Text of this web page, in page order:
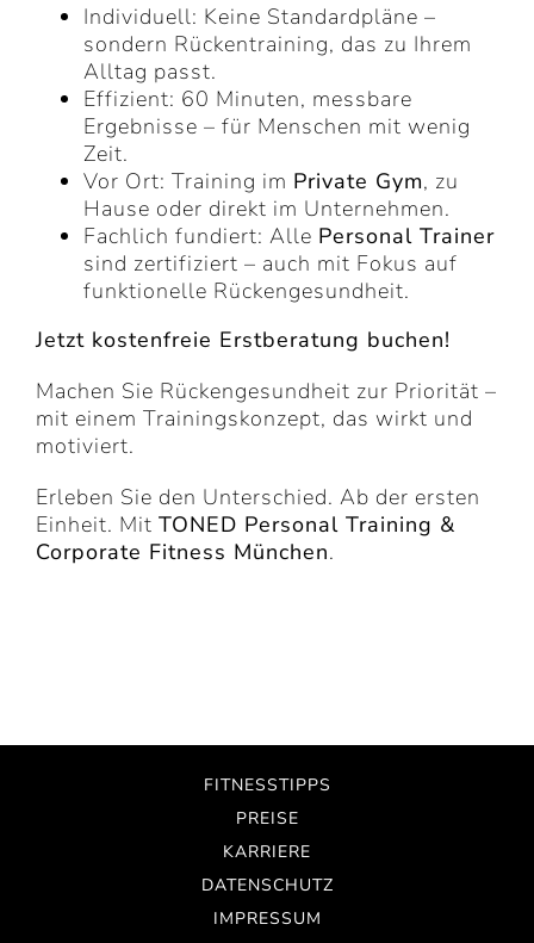
Individuell: Keine Standardpläne –
sondern Rückentraining, das zu Ihrem
Alltag passt.
Effizient: 60 Minuten, messbare
Ergebnisse – für Menschen mit wenig
Zeit.
Vor Ort: Training im Private Gym, zu
Hause oder direkt im Unternehmen.
Fachlich fundiert: Alle Personal Trainer
sind zertifiziert – auch mit Fokus auf
funktionelle Rückengesundheit.
Jetzt kostenfreie Erstberatung buchen!
Machen Sie Rückengesundheit zur Priorität –
mit einem Trainingskonzept, das wirkt und
motiviert.
Erleben Sie den Unterschied. Ab der ersten
Einheit. Mit TONED Personal Training &
Corporate Fitness München.
FITNESSTIPPS
PREISE
KARRIERE
DATENSCHUTZ
IMPRESSUM